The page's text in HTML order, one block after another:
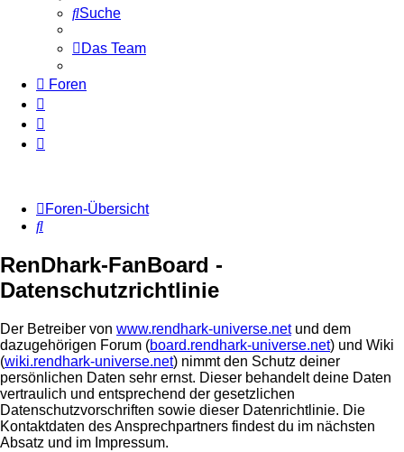
Suche
Das Team
Foren
Foren-Übersicht
Suche
RenDhark-FanBoard -
Datenschutzrichtlinie
Der Betreiber von www.rendhark-universe.netund dem
dazugehörigen Forum (board.rendhark-universe.net) und Wiki
(wiki.rendhark-universe.net) nimmt den Schutz deiner
persönlichen Daten sehr ernst. Dieser behandelt deine Daten
vertraulich und entsprechend der gesetzlichen
Datenschutzvorschriften sowie dieser Datenrichtlinie. Die
Kontaktdaten des Ansprechpartners findest du im nächsten
Absatz und im Impressum.